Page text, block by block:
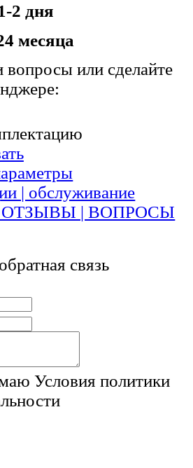
2 дня
месяца
вопросы или сделайте
| обслуживание
ОТЗЫВЫ | ВОПРОСЫ
обратная связь
Условия политики